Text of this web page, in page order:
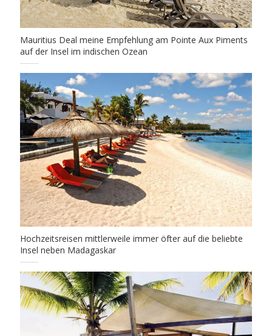
Mauritius Deal meine Empfehlung am Pointe Aux Piments
auf der Insel im indischen Ozean
Hochzeitsreisen mittlerweile immer öfter auf die beliebte
Insel neben Madagaskar